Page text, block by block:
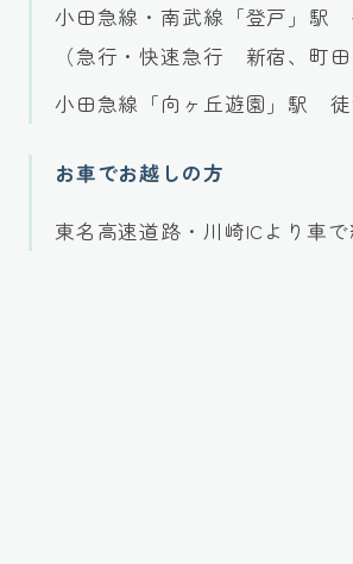
小田急線・南武線「登戸」駅
（急行・快速急行 新宿、町田
小田急線「向ヶ丘遊園」駅 徒
お車でお越しの方
東名高速道路・川崎ICより車